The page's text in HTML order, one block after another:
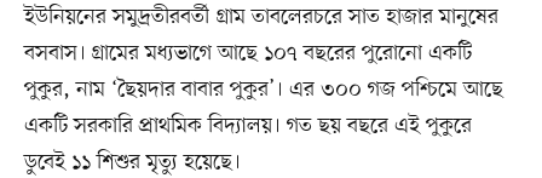
ইউনিয়নের সমুদ্রতীরবর্তী গ্রাম তাবলেরচরে সাত হাজার মানুষের
বসবাস। গ্রামের মধ্যভাগে আছে ১০৭ বছরের পুরোনো একটি
পুকুর, নাম ‘ছৈয়দার বাবার পুকুর’। এর ৩০০ গজ পশ্চিমে আছে
একটি সরকারি প্রাথমিক বিদ্যালয়। গত ছয় বছরে এই পুকুরে
ডুবেই ১১ শিশুর মৃত্যু হয়েছে।